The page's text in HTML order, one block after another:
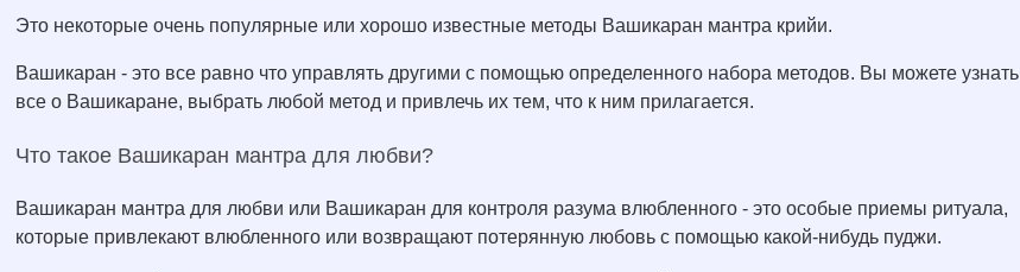
Это некоторые очень популярные или хорошо известные методы Вашикаран мантра крийи.
Вашикаран - это все равно что управлять другими с помощью определенного набора методов. Вы можете узнать
все о Вашикаране, выбрать любой метод и привлечь их тем, что к ним прилагается.
Что такое Вашикаран мантра для любви?
Вашикаран мантра для любви или Вашикаран для контроля разума влюбленного - это особые приемы ритуала,
которые привлекают влюбленного или возвращают потерянную любовь с помощью какой-нибудь пуджи.